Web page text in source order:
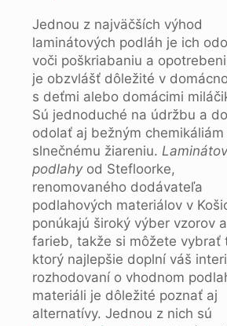
Jednou z najväčších výhod
laminátových podláh je ich
voči poškriabaniu a
je obzvlášť dôležité v
s deťmi alebo domácimi
Sú jednoduché na údržbu a
odolať aj bežným chemikáliám
slnečnému žiareniu.
podlahyod Stefloorke,
renomovaného dodávateľa
podlahových materiálov v
ponúkajú široký výber vzorov a
farieb, takže si môžete vybrať
ktorý najlepšie doplní váš
rozhodovaní o vhodnom
materiáli je dôležité poznať aj
alternatívy. Jednou z nich sú